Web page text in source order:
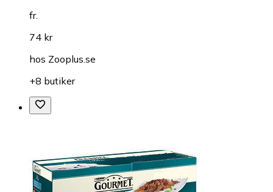
fr.
74 kr
hos Zooplus.se
+8 butiker